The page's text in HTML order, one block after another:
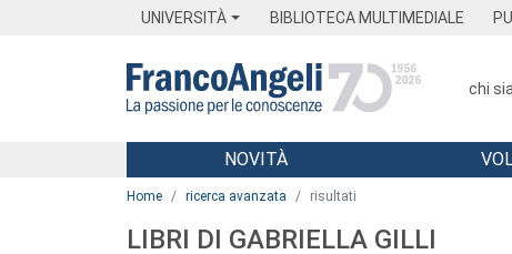
UNIVERSITÀ BIBLIOTECA MULTIMEDIALE
chi
Menu
NOVITÀ
Home ricerca avanzata risultati
LIBRI DI GABRIELLA GILLI